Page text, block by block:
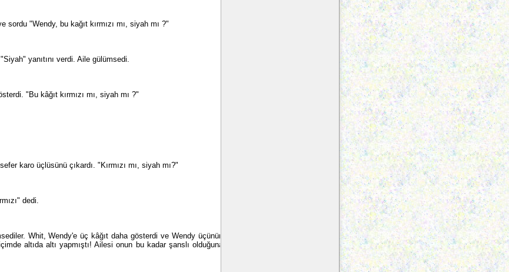
sordu "Wendy, bu kağıt kırmızı mı, siyah mı ?"
yanıtını verdi. Aile gülümsedi.
"Bu kâğıt kırmızı mı, siyah mı ?"
karo üçlüsünü çıkardı. "Kırmızı mı, siyah mı?"
dedi.
Whit, Wendy'e üç kâğıt daha gösterdi ve Wendy üçünün
altıda altı yapmıştı! Ailesi onun bu kadar şanslı olduğuna